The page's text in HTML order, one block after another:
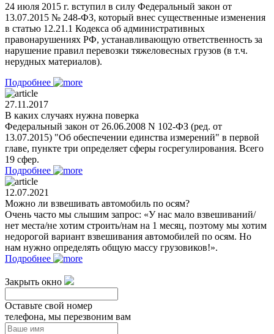
24 июля 2015 г. вступил в силу Федеральный закон от
13.07.2015 № 248-ФЗ, который внес существенные изменения
в статью 12.21.1 Кодекса об административных
правонарушениях РФ, устанавливающую ответственность за
нарушение правил перевозки тяжеловесных грузов (в т.ч.
нерудных материалов).
Подробнее
27.11.2017
В каких случаях нужна поверка
Федеральный закон от 26.06.2008 N 102-ФЗ (ред. от
13.07.2015) "Об обеспечении единства измерений" в первой
главе, пункте три определяет сферы госрегулирования. Всего
19 сфер.
Подробнее
12.07.2021
Можно ли взвешивать автомобиль по осям?
Очень часто мы слышим запрос: «У нас мало взвешиваний/
нет места/не хотим строить/нам на 1 месяц, поэтому мы хотим
недорогой вариант взвешивания автомобилей по осям. Но
нам нужно определять общую массу грузовиков!».
Подробнее
Закрыть окно
Оставьте свой номер
телефона, мы перезвоним вам